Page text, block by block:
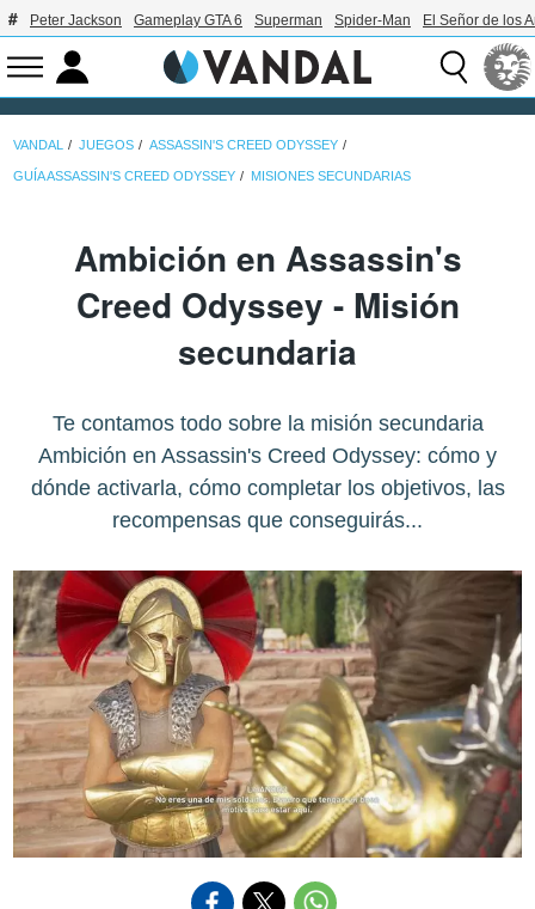
Peter Jackson Gameplay GTA 6 Superman Spider-Man El Señor de los
VANDAL JUEGOS ASSASSIN'S CREED ODYSSEY
GUÍA ASSASSIN'S CREED ODYSSEY MISIONES SECUNDARIAS
Ambición en Assassin's
Creed Odyssey - Misión
secundaria
Te contamos todo sobre la misión secundaria
Ambición en Assassin's Creed Odyssey: cómo y
dónde activarla, cómo completar los objetivos, las
recompensas que conseguirás...